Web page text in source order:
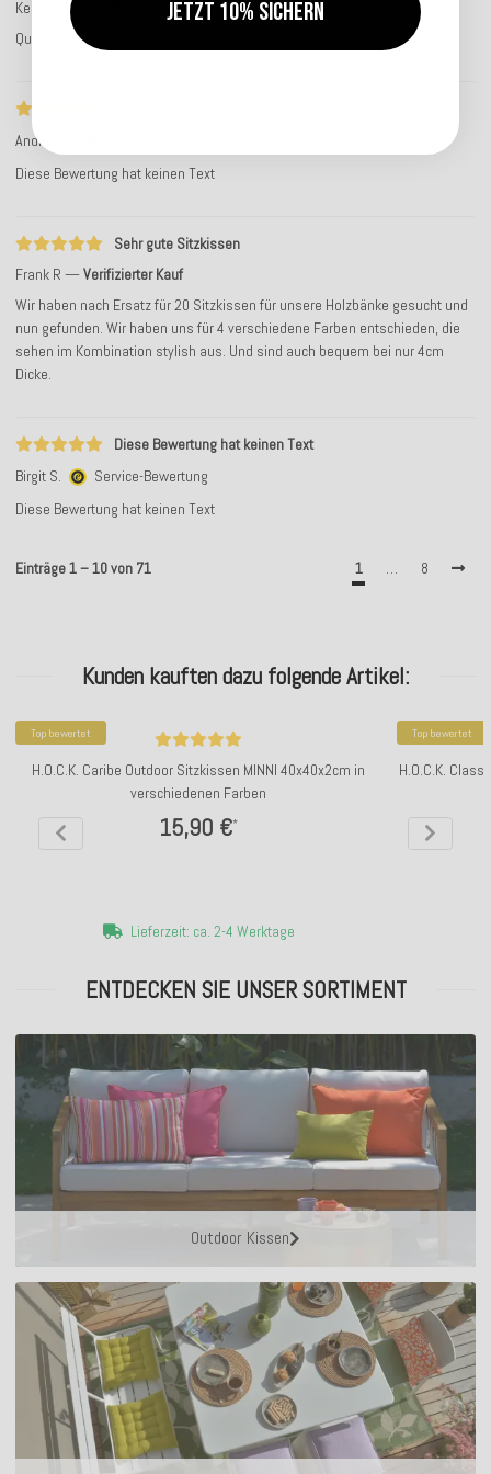
Kerstin P
Verifizierter Kauf
Qualität und Preis sind top.
Andrea S.
Diese Bewertung hat keinen Text
Sehr gute Sitzkissen
Frank R
Verifizierter Kauf
Wir haben nach Ersatz für 20 Sitzkissen für unsere Holzbänke gesucht und
nun gefunden. Wir haben uns für 4 verschiedene Farben entschieden, die
sehen im Kombination stylish aus. Und sind auch bequem bei nur 4cm
Dicke.
Diese Bewertung hat keinen Text
Birgit S.
Service-Bewertung
Diese Bewertung hat keinen Text
Einträge 1 – 10 von 71 1 … 8
Kunden kauften dazu folgende Artikel:
Top bewertet
H.O.C.K. Caribe Outdoor Sitzkissen MINNI 40x40x2cm in
verschiedenen Farben
15,90 €*
Lieferzeit: ca. 2-4 Werktage
Top bewertet
H.O.C.K.
ENTDECKEN SIE UNSER SORTIMENT
Outdoor Kissen
Jetzt 10% sichern